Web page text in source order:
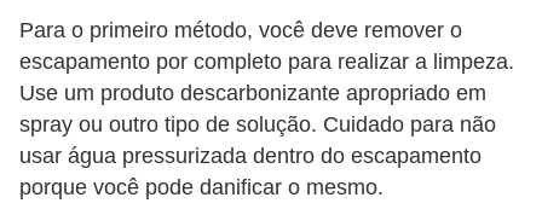
Para o primeiro método, você deve remover o
escapamento por completo para realizar a limpeza.
Use um produto descarbonizante apropriado em
spray ou outro tipo de solução. Cuidado para não
usar água pressurizada dentro do escapamento
porque você pode danificar o mesmo.
o
S
e
u